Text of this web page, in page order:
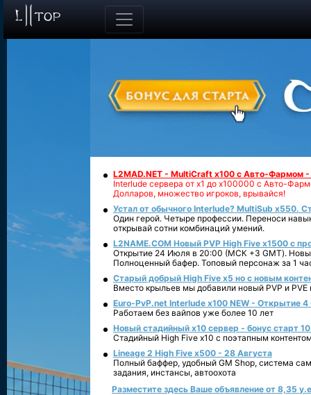
L2MAD.NET - MultiCraft x100 с Авто-Фармом
Interlude сервера от х1 до х100000 с Авто-
Долларов, множество игроков, врывайся!
Устал от обычного Interlude? MultiSub x550.
Один герой. Четыре профессии. Переноси
открывай сотни комбинаций умений.
L2NAME.COM Новый PVP High Five x1500 с
Открытие 24 Июля в 20:00 (МСК +3 GMT).
Полноценный бафер. Топовый персонаж за 1
Старый добрый High Five x5 но с новым
Вместо крыльев мы добавили новый PVP и PVE
Euro-PvP.net Interlude х100 NEW - Открытие 4
Работаем без вайпов уже более 10 лет
Новый стадийный х10 сервер - бонус старт
Стадийный High Five x10 с поэтапным
Lineage 2 High Five x500 - 28 Августа
Полный баффер, удобный GM Shop, система
задания, инстансы, автоохота
Разместите здесь Ваше объявление от 8,35